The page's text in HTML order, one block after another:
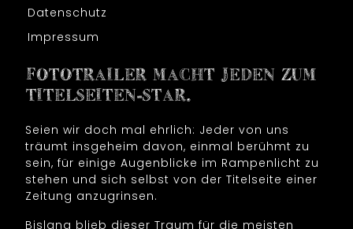
Datenschutz
Impressum
FOTOTRAILER MACHT JEDEN ZUM
TITELSEITEN-STAR.
Seien wir doch mal ehrlich: Jeder von uns
träumt insgeheim davon, einmal berühmt zu
sein, für einige Augenblicke im Rampenlicht zu
stehen und sich selbst von der Titelseite einer
Zeitung anzugrinsen.
Bislang blieb dieser Traum für die meisten